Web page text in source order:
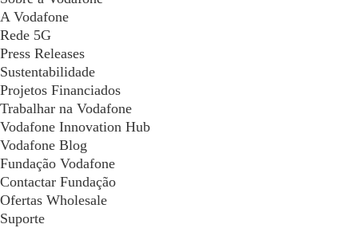
A Vodafone
Rede 5G
Press Releases
Sustentabilidade
Projetos Financiados
Trabalhar na Vodafone
Vodafone Innovation Hub
Vodafone Blog
Fundação Vodafone
Contactar Fundação
Ofertas Wholesale
Suporte